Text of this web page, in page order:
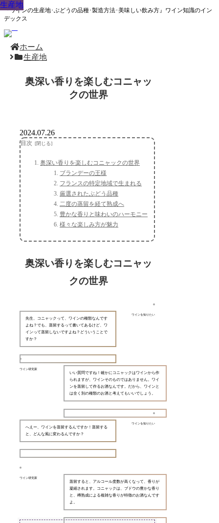
『ワインの生産地･ぶどうの品種･製造方法･美味しい飲み方』ワイン知識のイン
デックス
ホーム
生産地
奥深い香りを楽しむコニャッ
クの世界
生産地
2024.07.26
目次
奥深い香りを楽しむコニャックの世界
ブランデーの王様
フランスの特定地域で生まれる
厳選されたぶどう品種
二度の蒸留を経て熟成へ
豊かな香りと味わいのハーモニー
様々な楽しみ方が魅力
奥深い香りを楽しむコニャッ
クの世界
ワインを知りたい
先生、コニャックって、ワインの種類なんです
よね？でも、蒸留するって書いてあるけど、ワ
インって蒸留しないですよね？どういうことで
すか？
ワイン研究家
いい質問ですね！確かにコニャックはワインから作
られますが、ワインそのものではありません。ワイ
ンを蒸留して作るお酒なんです。だから、ワインと
は全く別の種類のお酒と考えてもいいでしょう。
ワインを知りたい
へえー、ワインを蒸留するんですか！蒸留する
と、どんな風に変わるんですか？
ワイン研究家
蒸留すると、アルコール度数が高くなって、香りが
凝縮されます。コニャックは、ブドウの豊かな香り
と、樽熟成による複雑な香りが特徴のお酒なんです
よ。
生産地
生産地
生産地
生産地
生産地
生産地
生産地
生産地